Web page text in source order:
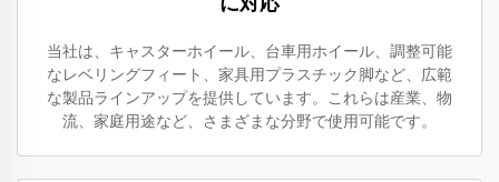
当社は、キャスターホイール、台車用ホイール、調整可能
なレベリングフィート、家具用プラスチック脚など、広範
な製品ラインアップを提供しています。これらは産業、物
流、家庭用途など、さまざまな分野で使用可能です。